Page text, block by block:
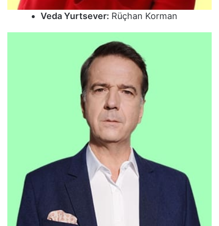
Veda Yurtsever: Rüçhan Korman